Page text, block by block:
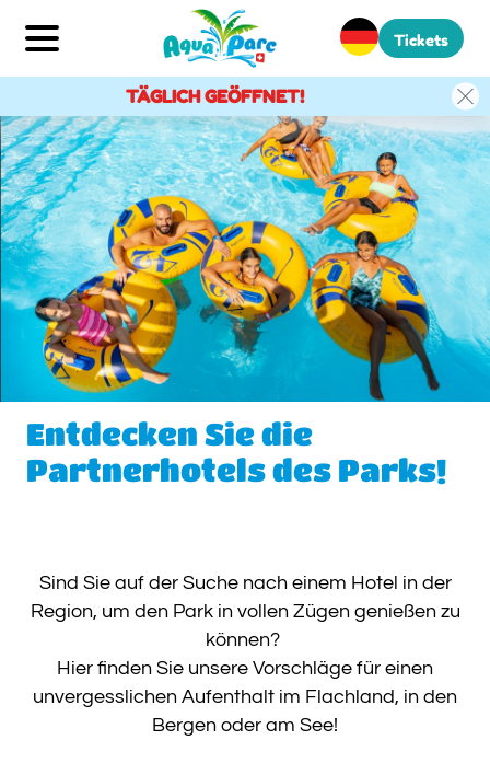
Tickets
TÄGLICH GEÖFFNET!
Entdecken Sie die
Partnerhotels des Parks!
Sind Sie auf der Suche nach einem Hotel in der
Region, um den Park in vollen Zügen genießen zu
können?
Hier finden Sie unsere Vorschläge für einen
unvergesslichen Aufenthalt im Flachland, in den
Bergen oder am See!